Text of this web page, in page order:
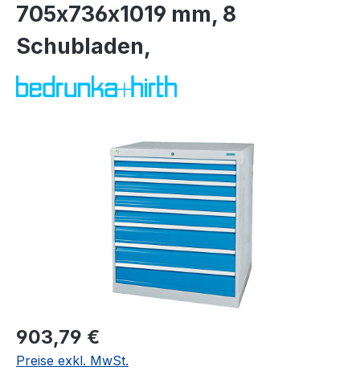
705x736x1019 mm, 8
Schubladen,
Bildergalerie überspringen
Regulärer Preis:
903,79 €
Preise exkl. MwSt.